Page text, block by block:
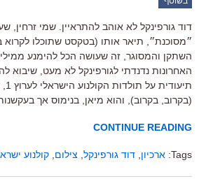
דוד גורפינקל לא אוהב להתראיין. שמי זרחין,
״מסוכנת״, תיאר אותו (בטקסט שתוכלו לקרוא
השתקן והמסוגר, זה שעושה הכל להימנע
האחרונות נדנדתי לגורפינקל לא מעט, שיבוא
(בקרוב, בקרוב), והוא מיאן, בנימוס אך בעקשנות.
CONTINUE READING
Tags: ארכיון דוד גורפינקל צילום קולנוע